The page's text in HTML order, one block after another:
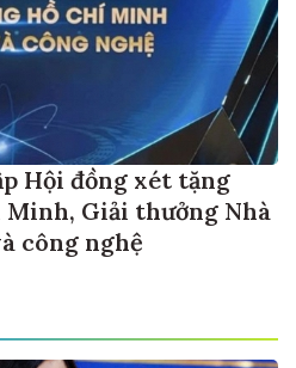
Hội đồng xét tặng
Giải thưởng Nhà
công nghệ